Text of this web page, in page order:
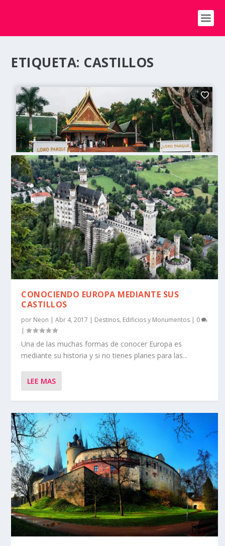
ETIQUETA: CASTILLOS
CONOCIENDO EUROPA MEDIANTE SUS
CASTILLOS
por Neon |Abr 4, 2017 | Destinos, Edificios y Monumentos | 0
|
Una de las muchas formas de conocer Europa es
mediante su historia y si no tienes planes para las...
LEE MAS